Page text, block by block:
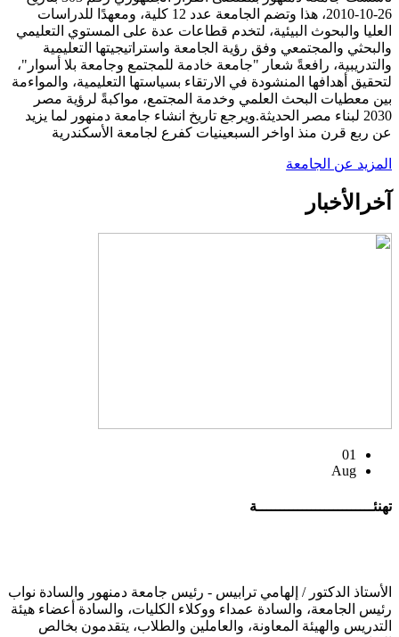
26-10-2010، هذا وتضم الجامعة عدد 12 كلية، ومعهدًا للدراسات
العليا والبحوث البيئية، لتخدم قطاعات عدة على المستوي التعليمي
والبحثي والمجتمعي وفق رؤية الجامعة واستراتيجيتها التعليمية
والتدريبية، رافعةً شعار "جامعة خادمة للمجتمع وجامعة بلا أسوار"،
لتحقيق أهدافها المنشودة في الارتقاء بسياستها التعليمية، والمواءمة
بين معطيات البحث العلمي وخدمة المجتمع، مواكبةً لرؤية مصر
2030 لبناء مصر الحديثة.ويرجع تاريخ انشاء جامعة دمنهور لما يزيد
عن ربع قرن منذ اواخر السبعينيات كفرع لجامعة الأسكندرية
المزيد عن الجامعة
آخر الأخبار
01
Aug
تهنئــــــــــــــــــــــــــة
الأستاذ الدكتور / إلهامي ترابيس - رئيس جامعة دمنهور والسادة نواب
رئيس الجامعة، والسادة عمداء ووكلاء الكليات، والسادة أعضاء هيئة
التدريس والهيئة المعاونة، والعاملين والطلاب، يتقدمون بخالص